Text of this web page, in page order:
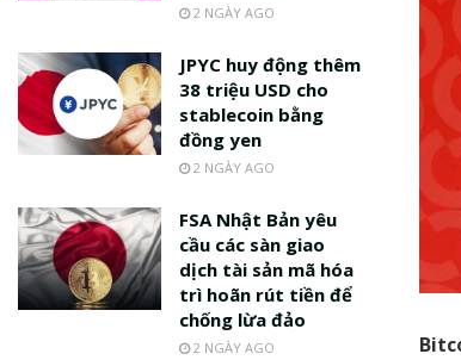
2 NGÀY AGO
JPYC huy động thêm
38 triệu USD cho
stablecoin bằng
đồng yen
2 NGÀY AGO
FSA Nhật Bản yêu
cầu các sàn giao
dịch tài sản mã hóa
trì hoãn rút tiền để
chống lừa đảo
2 NGÀY AGO